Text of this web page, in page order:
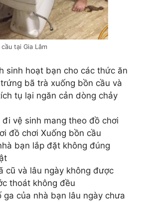
tại Gia Lâm
sinh hoạt bạn cho các thức ăn
bã trà xuống bồn cầu và
tụ lại ngăn cản dòng chảy
đi vệ sinh mang theo đồ chơi
đồ chơi Xuống bồn cầu
bạn lắp đặt không đúng
cũ và lâu ngày không được
thoát không đều
ga của nhà bạn lâu ngày chưa